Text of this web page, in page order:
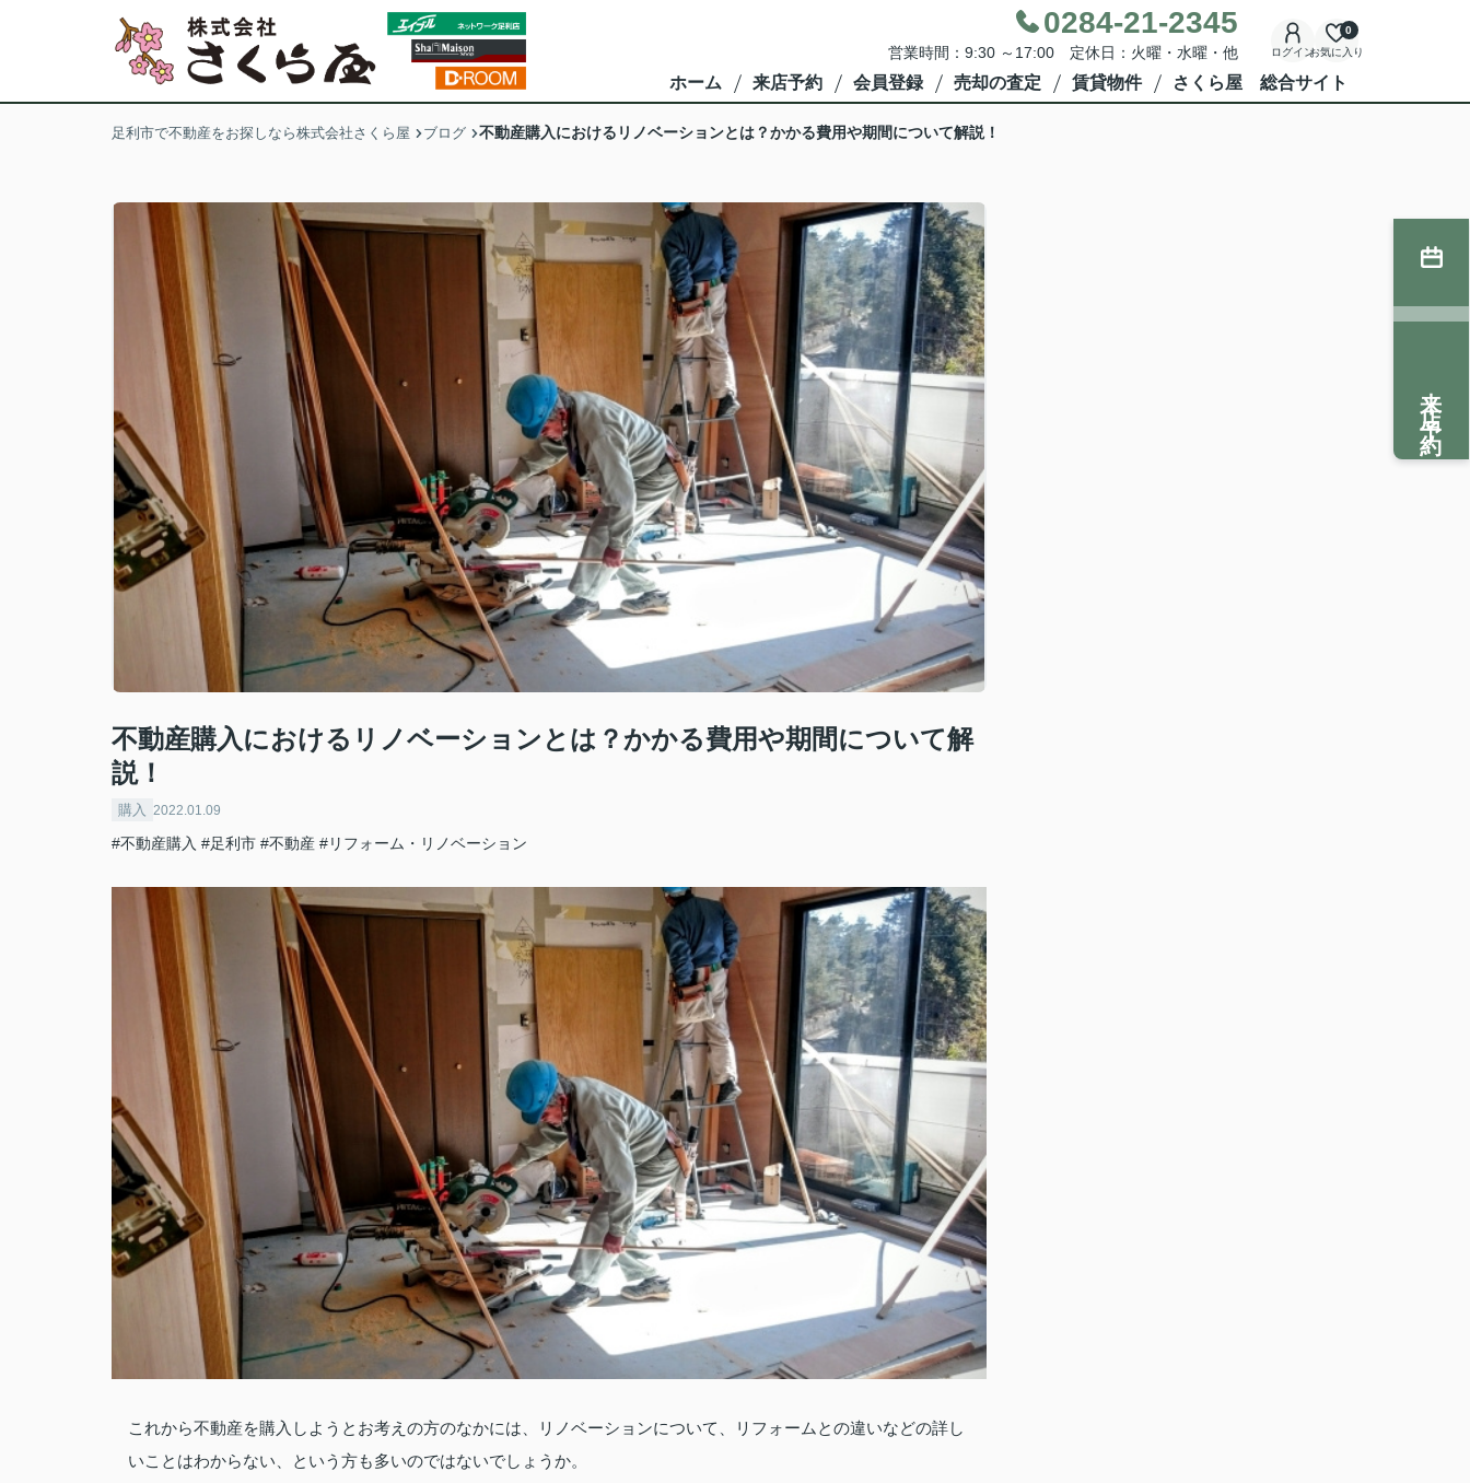
0284-21-2345
営業時間：9:30 ～17:00 定休日：火曜・水曜・他 ログインお気に入り
0
ホーム 来店予約 会員登録 売却の査定 賃貸物件 さくら屋 総合サイト
足利市で不動産をお探しなら株式会社さくら屋 ブログ 不動産購入におけるリノベーションとは？かかる費用や期間について解説！
不動産購入におけるリノベーションとは？かかる費用や期間について解
説！
購入 2022.01.09
#不動産購入 #足利市 #不動産 #リフォーム・リノベーション
これから不動産を購入しようとお考えの方のなかには、リノベーションについて、リフォームとの違いなどの詳し
いことはわからない、という方も多いのではないでしょうか。
来店予約